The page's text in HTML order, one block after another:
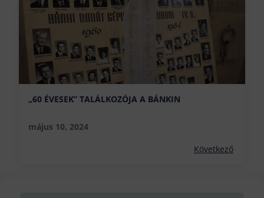
„60 ÉVESEK” TALÁLKOZÓJA A BÁNKIN
május 10, 2024
Következő